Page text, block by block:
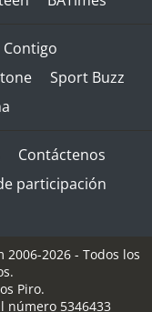
Contigo
Sport Buzz
Contáctenos
participación
2026 - Todos los
Piro.
número 5346433